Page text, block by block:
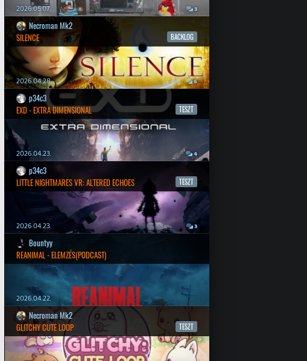
2026.05.07. 3
Necroman Mk2
SILENCE
BACKLOG
2026.04.28. 6
p34c3
EXD - EXTRA DIMENSIONAL
TESZT
2026.04.23. 4
p34c3
LITTLE NIGHTMARES VR: ALTERED ECHOES
TESZT
2026.04.23. 3
Bountyy
REANIMAL - ELEMZÉS(PODCAST)
2026.04.22.
Necroman Mk2
GLITCHY CUTE LOOP
TESZT